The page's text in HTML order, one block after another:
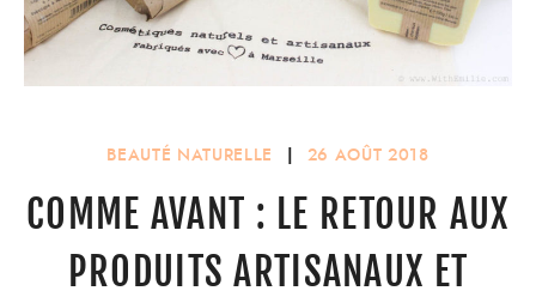
BEAUTÉ NATURELLE | 26 AOÛT 2018
COMME AVANT : LE RETOUR AUX
PRODUITS ARTISANAUX ET